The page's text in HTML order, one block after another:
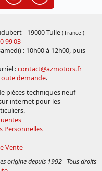
- 19000 Tulle ( France )
99 03
: 10h00 à 12h00, puis
:contact@azmotors.fr
demande.
pièces techniques neuf
internet pour les
Personnelles
Vente
origine depuis 1992 - Tous droits